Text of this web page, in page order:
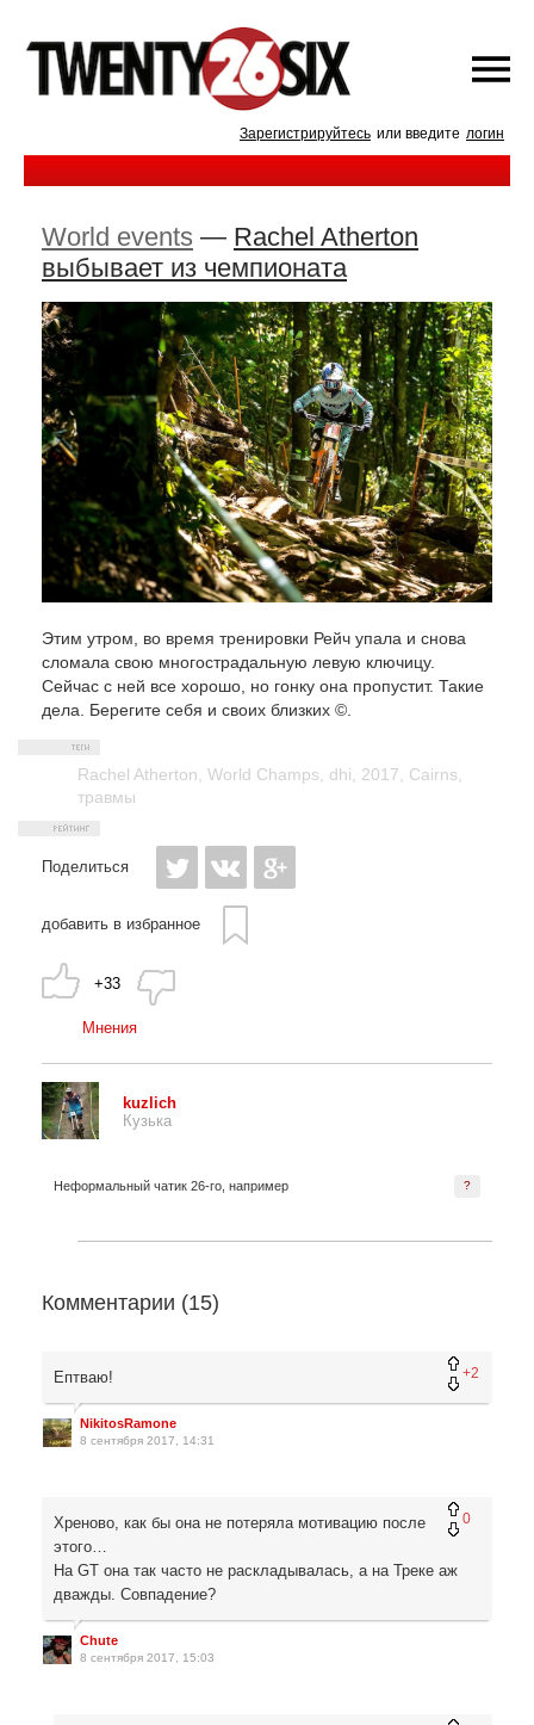
Зарегистрируйтесь или введите логин
World events — Rachel Atherton
выбывает из чемпионата
Этим утром, во время тренировки Рейч упала и снова
сломала свою многострадальную левую ключицу.
Сейчас с ней все хорошо, но гонку она пропустит. Такие
дела. Берегите себя и своих близких ©.
Rachel Atherton World Champs dhi 2017 Cairns
травмы
Поделиться
добавить в избранное
+33
Мнения
kuzlich
Кузька
?
Неформальный чатик 26-го, например
Комментарии (15)
+2
Ептваю!
NikitosRamone
8 сентября 2017, 14:31
0
Хреново, как бы она не потеряла мотивацию после
этого…
На GT она так часто не раскладывалась, а на Треке аж
дважды. Совпадение?
Chute
8 сентября 2017, 15:03